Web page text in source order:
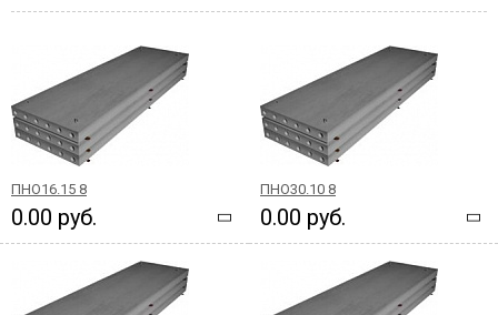
ПНО16.15 8
0.00 руб.
ПНО30.10 8
0.00 руб.